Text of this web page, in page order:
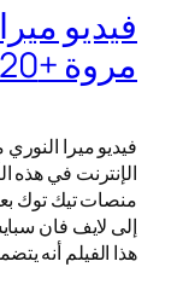
فيديو
مروة +20 كامل مجانا
فيديو ميرا
الإنترنت في هذه
منصات تيك توك
إلى لايف فان
هذا الفيلم أنه